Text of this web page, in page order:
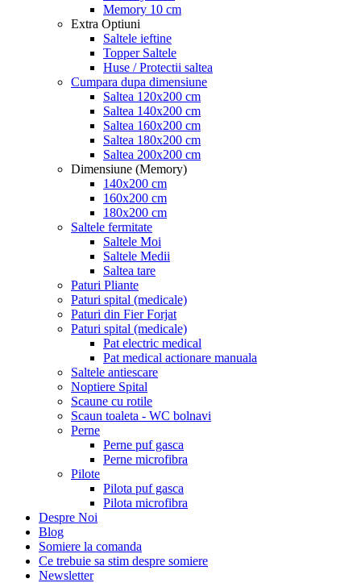
Memory 10 cm
Extra Optiuni
Saltele ieftine
Topper Saltele
Huse / Protectii saltea
Cumpara dupa dimensiune
Saltea 120x200 cm
Saltea 140x200 cm
Saltea 160x200 cm
Saltea 180x200 cm
Saltea 200x200 cm
Dimensiune (Memory)
140x200 cm
160x200 cm
180x200 cm
Saltele fermitate
Saltele Moi
Saltele Medii
Saltea tare
Paturi Pliante
Paturi spital (medicale)
Paturi din Fier Forjat
Paturi spital (medicale)
Pat electric medical
Pat medical actionare manuala
Saltele antiescare
Noptiere Spital
Scaune cu rotile
Scaun toaleta - WC bolnavi
Perne
Perne puf gasca
Perne microfibra
Pilote
Pilota puf gasca
Pilota microfibra
Despre Noi
Blog
Somiere la comanda
Ce trebuie sa stim despre somiere
Newsletter